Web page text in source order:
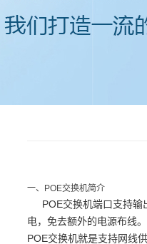
一、POE交换机简介
POE交换机端口支持
电，免去额外的电源布线
POE交换机就是支持网线